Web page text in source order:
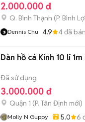
2.000.000 đ
Q. Bình Thạnh (P. Bình
Dennis Chu 4.9 4đã bán
Dàn hồ cá Kính 10 li
Đã sử dụng
3.000.000 đ
Quận 1 (P. Tân Định mới)
Molly N Guppy 5.0 6